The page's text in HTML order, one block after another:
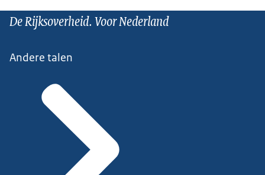
De Rijksoverheid. Voor Nederland
Andere talen